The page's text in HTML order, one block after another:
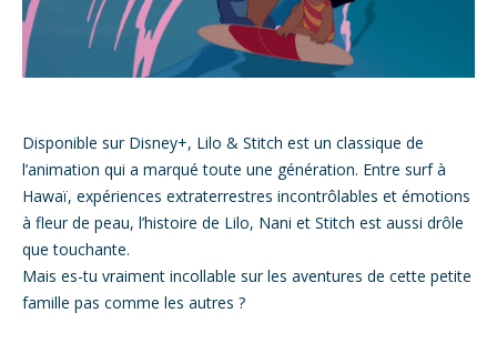
Disponible sur Disney+, Lilo & Stitch est un classique de
l’animation qui a marqué toute une génération. Entre surf à
Hawaï, expériences extraterrestres incontrôlables et émotions
à fleur de peau, l’histoire de Lilo, Nani et Stitch est aussi drôle
que touchante.
Mais es-tu vraiment incollable sur les aventures de cette petite
famille pas comme les autres ?